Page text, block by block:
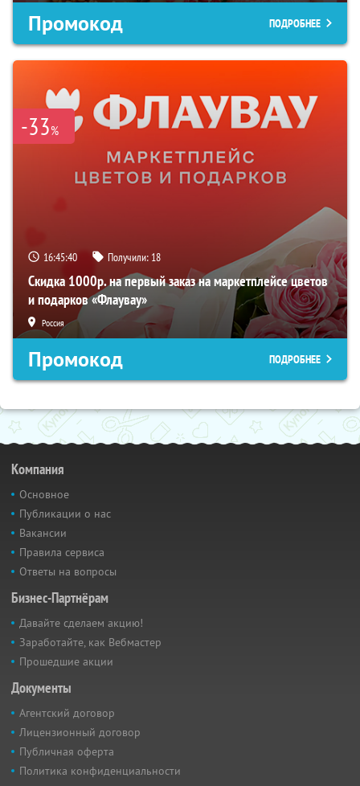
Промокод ПОДРОБНЕЕ
-33%
16:45:39 Получили: 18
Скидка 1000р. на первый заказ на маркетплейсе цветов
и подарков «Флаувау»
Россия
Промокод ПОДРОБНЕЕ
Компания
Основное
Публикации о нас
Вакансии
Правила сервиса
Ответы на вопросы
Бизнес-Партнёрам
Давайте сделаем акцию!
Заработайте, как Вебмастер
Прошедшие акции
Документы
Агентский договор
Лицензионный договор
Публичная оферта
Политика конфиденциальности